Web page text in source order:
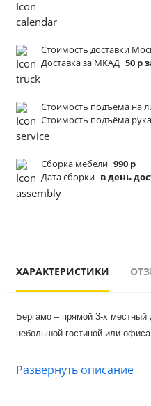
Стоимость доставки
Доставка за МКАД 50 р
Стоимость подъёма на
Стоимость подъёма
Сборка мебели 990 р
Дата сборки в день
ХАРАКТЕРИСТИКИ
Бергамо – прямой 3-х
небольшой гостиной или
Развернуть описание